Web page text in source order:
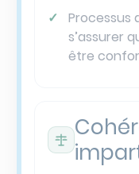
Processus
s’assurer
être